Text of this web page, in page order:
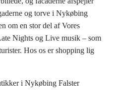
og torve i Nykøbing
om en stor del af Vores
Nights og Live musik – som
Hos os er shopping lig
i Nykøbing Falster